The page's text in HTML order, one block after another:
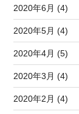
2020年6月 (4)
2020年5月 (4)
2020年4月 (5)
2020年3月 (4)
2020年2月 (4)